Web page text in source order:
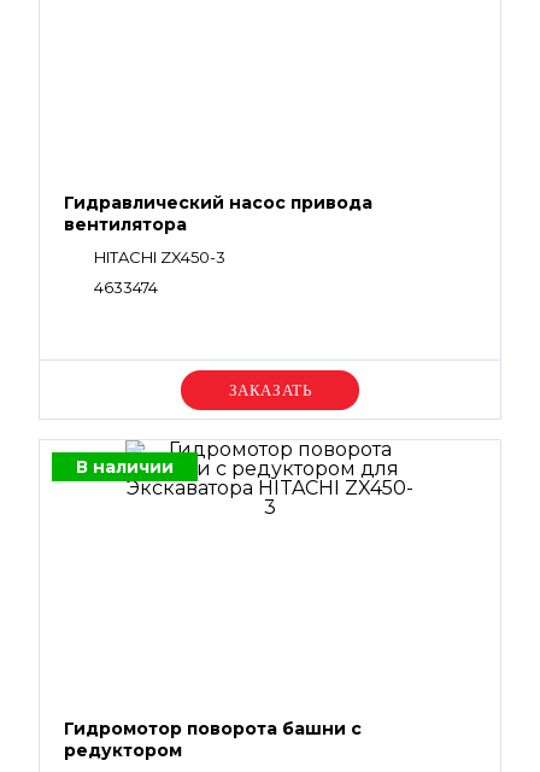
Гидравлический насос привода
вентилятора
HITACHI ZX450-3
4633474
Уточняйте цену
В наличии
Гидромотор поворота башни с
редуктором